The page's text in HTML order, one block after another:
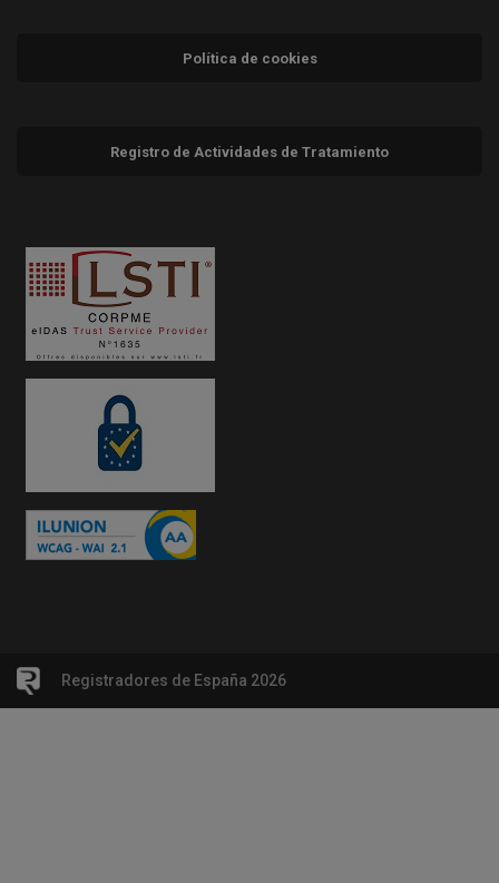
Política de cookies
Registro de Actividades de Tratamiento
Registradores de España 2026